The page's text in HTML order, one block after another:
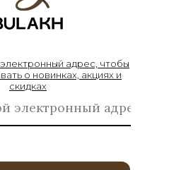
адрес, чтобы
о новинках, акциях и
скидках